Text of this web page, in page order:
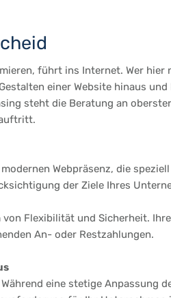
führt ins Internet. Wer hier
einer Website hinaus
steht die Beratung an
Webpräsenz, die
der Ziele Ihres
Flexibilität und Sicherheit.
An- oder Restzahlungen.
eine stetige